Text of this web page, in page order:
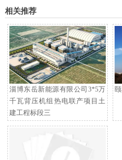
相关推荐
淄博东岳新能源有限公司3*5万
千瓦背压机组热电联产项目土
建工程标段三